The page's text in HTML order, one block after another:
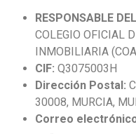
RESPONSABLE
COLEGIO OFICIAL
INMOBILIARIA
CIF: Q3075003H
Dirección Postal:
30008, MURCIA,
Correo